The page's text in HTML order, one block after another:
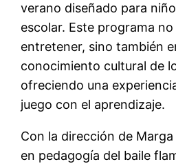
verano diseñado para
escolar. Este programa
entretener, sino también
conocimiento cultural de
ofreciendo una
juego con el aprendizaje.
Con la dirección de
en pedagogía del baile